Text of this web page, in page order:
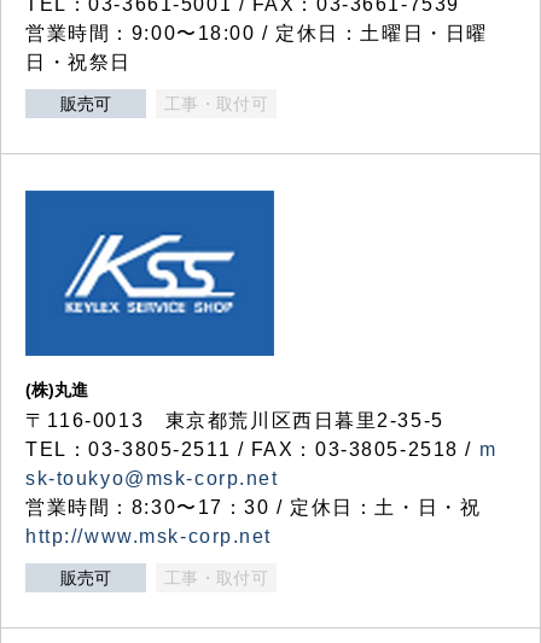
TEL：03-3661-5001 / FAX：03-3661-7539
営業時間：9:00〜18:00 / 定休日：土曜日・日曜
日・祝祭日
販売可 工事・取付可
(株)丸進
〒116-0013 東京都荒川区西日暮里2-35-5
TEL：03-3805-2511 / FAX：03-3805-2518 / m
sk-toukyo@msk-corp.net
営業時間：8:30〜17：30 / 定休日：土・日・祝
http://www.msk-corp.net
販売可 工事・取付可